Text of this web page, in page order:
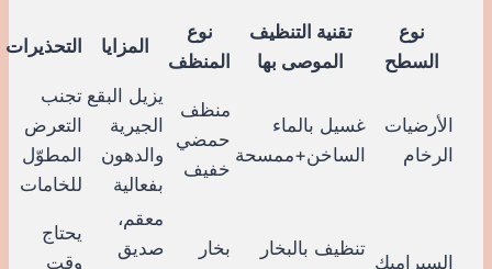
نوع
السطح
تقنية التنظيف
الموصى بها
نوع
المنظف
المزايا التحذيرات
الأرضيات
الرخام
غسيل بالماء
الساخن+ممسحة
منظف
حمضي
خفيف
يزيل البقع
الجيرية
والدهون
بفعالية
تجنب
التعرض
المطوّل
للخامات
السيراميك
تنظيف بالبخار
بخار
معقم،
صديق
يحتاج
وقت